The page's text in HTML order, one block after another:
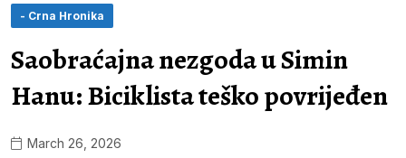
- Crna Hronika
Saobraćajna nezgoda u Simin
Hanu: Biciklista teško povrijeđen
March 26, 2026